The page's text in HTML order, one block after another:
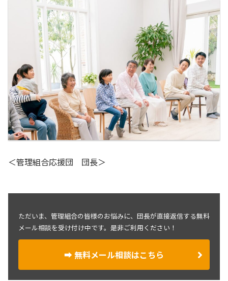
＜管理組合応援団 団長＞
ただいま、管理組合の皆様のお悩みに、団長が直接返信する無料
メール相談を受け付け中です。是非ご利用ください！
➡ 無料メール相談はこちら